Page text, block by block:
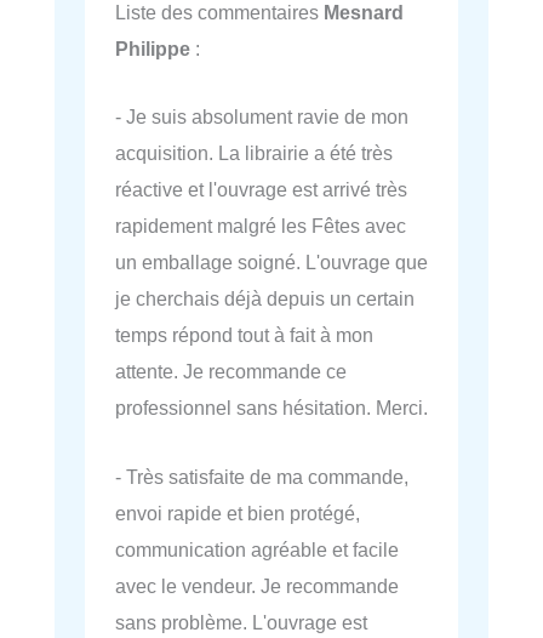
Liste des commentaires Mesnard
Philippe :
- Je suis absolument ravie de mon
acquisition. La librairie a été très
réactive et l'ouvrage est arrivé très
rapidement malgré les Fêtes avec
un emballage soigné. L'ouvrage que
je cherchais déjà depuis un certain
temps répond tout à fait à mon
attente. Je recommande ce
professionnel sans hésitation. Merci.
- Très satisfaite de ma commande,
envoi rapide et bien protégé,
communication agréable et facile
avec le vendeur. Je recommande
sans problème. L'ouvrage est